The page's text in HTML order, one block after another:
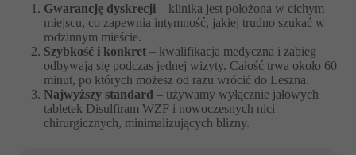
Gwarancję dyskrecji – klinika jest położona w cichym
miejscu, co zapewnia intymność, jakiej trudno szukać w
rodzinnym mieście.
Szybkość i konkret – kwalifikacja medyczna i zabieg
odbywają się podczas jednej wizyty. Całość trwa około 60
minut, po których możesz od razu wrócić do Leszna.
Najwyższy standard – używamy wyłącznie jałowych
tabletek Disulfiram WZF i nowoczesnych nici
chirurgicznych, minimalizujących blizny.